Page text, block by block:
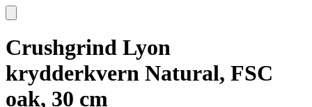
Crushgrind Lyon
krydderkvern Natural, FSC
oak, 30 cm